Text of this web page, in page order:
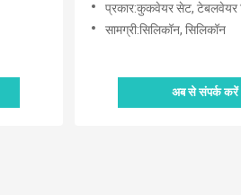
प्रकार:कुकवेयर सेट, टेबलवेयर
सामग्री:सिलिकॉन, सिलिकॉन
अब से संपर्क करें